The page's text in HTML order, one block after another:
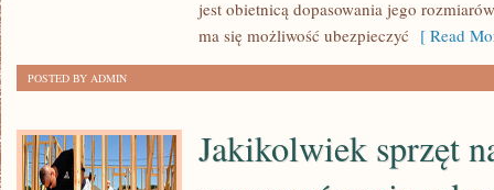
jest obietnicą dopasowania jego
ma się możliwość ubezpieczyć [ Read
POSTED BY ADMIN
Jakikolwiek sprzęt